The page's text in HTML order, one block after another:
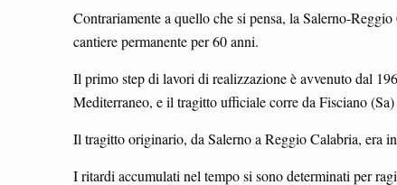
Contrariamente a quello che si pensa, la Salerno-
cantiere permanente per 60 anni.
Il primo step di lavori di realizzazione è avvenuto dal
Mediterraneo, e il tragitto ufficiale corre da Fisciano
Il tragitto originario, da Salerno a Reggio Calabria, era
I ritardi accumulati nel tempo si sono determinati per